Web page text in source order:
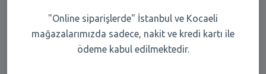
"Online siparişlerde" İstanbul ve Kocaeli
mağazalarımızda sadece, nakit ve kredi kartı ile
ödeme kabul edilmektedir.